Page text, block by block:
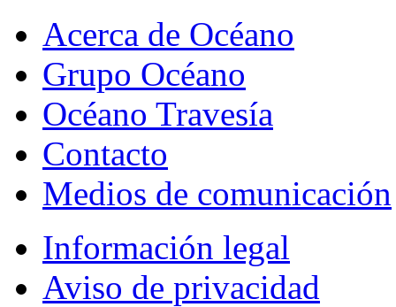
Acerca de Océano
Grupo Océano
Océano Travesía
Contacto
Medios de comunicación
Información legal
Aviso de privacidad